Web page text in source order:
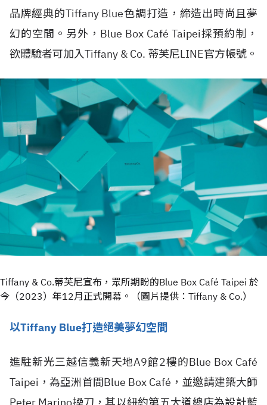
品牌經典的Tiffany Blue色調打造，締造出時尚且夢
幻的空間。另外，Blue Box Café Taipei採預約制，
欲體驗者可加入Tiffany & Co. 蒂芙尼LINE官方帳號。
Tiffany & Co.蒂芙尼宣布，眾所期盼的Blue Box Café Taipei 於
今（2023）年12月正式開幕。（圖片提供：Tiffany & Co.）
以Tiffany Blue打造絕美夢幻空間
進駐新光三越信義新天地A9館2樓的Blue Box Café
Taipei，為亞洲首間Blue Box Café，並邀請建築大師